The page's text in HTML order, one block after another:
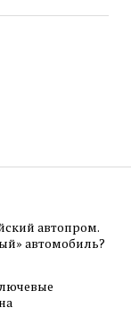
автопром.
автомобиль?